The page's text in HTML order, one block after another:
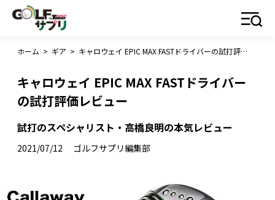
ホーム > ギア > キャロウェイ EPIC MAX FASTドライバーの試打評価レビュー
キャロウェイ EPIC MAX FASTドライバー
の試打評価レビュー
試打のスペシャリスト・高橋良明の本気レビュー
2021/07/12 ゴルフサプリ編集部